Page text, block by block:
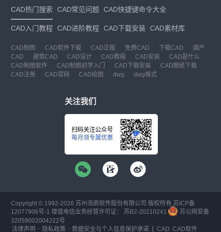
CAD热门搜索 CAD常见问题 CAD快捷键命令大全
CAD入门教程 CAD进阶教程 CAD下载安装 CAD素材库
CAD制图 CAD软件下载 CAD正版 免费CAD 下载CAD
国产
CAD
建筑CAD CAD设计 CAD教程 CAD安装
CAD是什么
CAD制图软件
CAD制图初学入门 CAD下载安装
CAD图纸下载
CAD注册
CAD官网 CAD绘图 dwg dwg格式
关注我们
扫码关注公众号
每月领专属优惠
Copyright © 1992-2026 苏州浩辰软件股份有限公司 版权所有 苏ICP备
12077906号-1 增值电信业务经营许可证： 苏B2-20210241
苏公网安备
32059002004222号
法律声明 · 隐私政策 ·数据安全与个人信息保护承诺 | CAD CAD软件